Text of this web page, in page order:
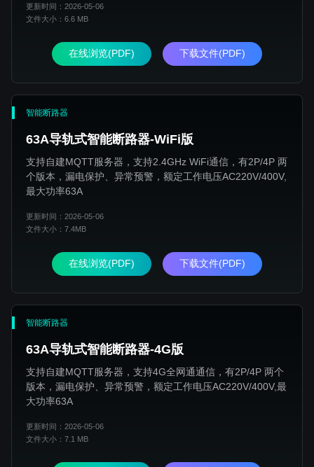
更新时间：2026-05-06
文件大小：6.6 MB
在线浏览(PDF) 下载文件(PDF)
智能断路器
63A导轨式智能断路器-WiFi版
支持自建MQTT服务器，支持2.4GHz WiFi通信，有2P/4P 两
个版本，漏电保护、异常预警，额定工作电压AC220V/400V,
最大功率63A
更新时间：2026-05-06
文件大小：7.4MB
在线浏览(PDF) 下载文件(PDF)
智能断路器
63A导轨式智能断路器-4G版
支持自建MQTT服务器，支持4G全网通通信，有2P/4P 两个
版本，漏电保护、异常预警，额定工作电压AC220V/400V,最
大功率63A
更新时间：2026-05-06
文件大小：7.1 MB